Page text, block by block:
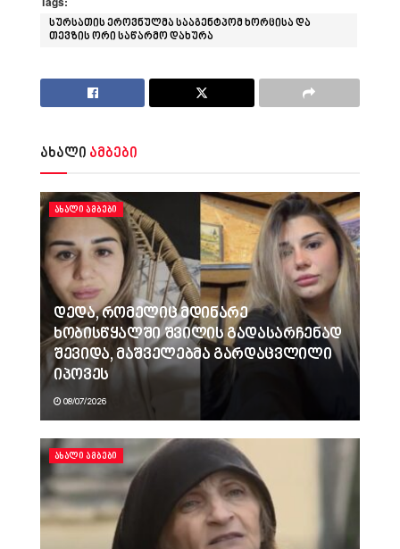
სურსათის ეროვნულმა სააგენტპომ ხორცისა და
თევზის ორი საწარმო დახურა
ახალი ამბები
ᲐᲮᲐᲚᲘ ᲐᲛᲑᲔᲑᲘ
დედა, რომელიც მდინარე
ხობისწყალში შვილის გადასარჩენად
შევიდა, მაშველებმა გარდაცვლილი
იპოვეს
08/07/2026
ᲐᲮᲐᲚᲘ ᲐᲛᲑᲔᲑᲘ